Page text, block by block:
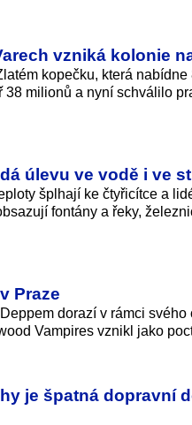
vzniká kolonie
kopečku, která
milionů a nyní schválilo
úlevu ve vodě i ve
šplhají ke čtyřicítce a
fontány a řeky,
Praze
dorazí v rámci svého
Vampires vznikl jako
je špatná dopravní